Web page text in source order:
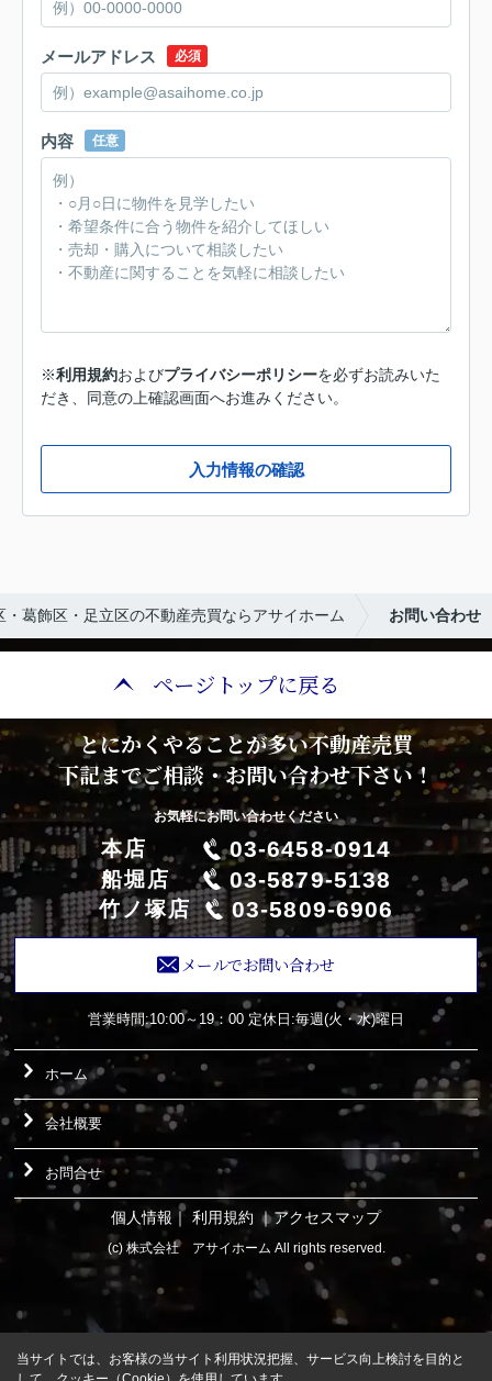
メールアドレス 必須
内容 任意
※利用規約およびプライバシーポリシーを必ずお読みいた
だき、同意の上確認画面へお進みください。
入力情報の確認
・葛飾区・足立区の不動産売買ならアサイホーム お問い合わせ
ページトップに戻る
とにかくやることが多い不動産売買
下記までご相談・お問い合わせ下さい！
お気軽にお問い合わせください
本店 03-6458-0914
船堀店 03-5879-5138
竹ノ塚店 03-5809-6906
メールでお問い合わせ
営業時間:10:00～19：00 定休日:毎週(火・水)曜日
ホーム
会社概要
お問合せ
個人情報 ｜ 利用規約 ｜アクセスマップ
(c) 株式会社 アサイホーム All rights reserved.
当サイトでは、お客様の当サイト利用状況把握、サービス向上検討を目的と